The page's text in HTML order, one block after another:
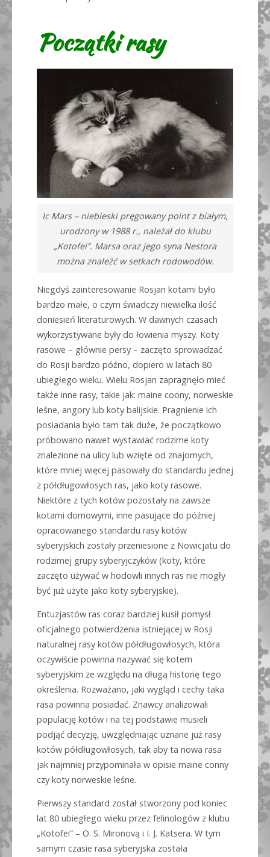
Początki rasy
Ic Mars – niebieski pręgowany point z białym,
urodzony w 1988 r., należał do klubu
„Kotofei”. Marsa oraz jego syna Nestora
można znaleźć w setkach rodowodów.
Niegdyś zainteresowanie Rosjan kotami było
bardzo małe, o czym świadczy niewielka ilość
doniesień literaturowych. W dawnych czasach
wykorzystywane były do łowienia myszy. Koty
rasowe – głównie persy – zaczęto sprowadzać
do Rosji bardzo późno, dopiero w latach 80
ubiegłego wieku. Wielu Rosjan zapragnęło mieć
także inne rasy, takie jak: maine coony, norweskie
leśne, angory lub koty balijskie. Pragnienie ich
posiadania było tam tak duże, że początkowo
próbowano nawet wystawiać rodzime koty
znalezione na ulicy lub wzięte od znajomych,
które mniej więcej pasowały do standardu jednej
z półdługowłosych ras, jako koty rasowe.
Niektóre z tych kotów pozostały na zawsze
kotami domowymi, inne pasujące do później
opracowanego standardu rasy kotów
syberyjskich zostały przeniesione z Nowicjatu do
rodzimej grupy syberyjczyków (koty, które
zaczęto używać w hodowli innych ras nie mogły
być już użyte jako koty syberyjskie).
Entuzjastów ras coraz bardziej kusił pomysł
oficjalnego potwierdzenia istniejącej w Rosji
naturalnej rasy kotów półdługowłosych, która
oczywiście powinna nazywać się kotem
syberyjskim ze względu na długą historię tego
określenia. Rozważano, jaki wygląd i cechy taka
rasa powinna posiadać. Znawcy analizowali
populację kotów i na tej podstawie musieli
podjąć decyzję, uwzględniając uznane już rasy
kotów półdługowłosych, tak aby ta nowa rasa
jak najmniej przypominała w opisie maine conny
czy koty norweskie leśne.
Pierwszy standard został stworzony pod koniec
lat 80 ubiegłego wieku przez felinologów z klubu
„Kotofei” – O. S. Mironovą i I. J. Katsera. W tym
samym czasie rasa syberyjska została